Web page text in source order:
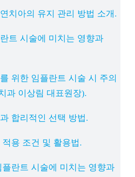
치아의 유지 관리 방법 소개.
트 시술에 미치는 영향과
위한 임플란트 시술 시 주의
과 이상림 대표원장).
합리적인 선택 방법.
용 조건 및 활용법.
란트 시술에 미치는 영향과